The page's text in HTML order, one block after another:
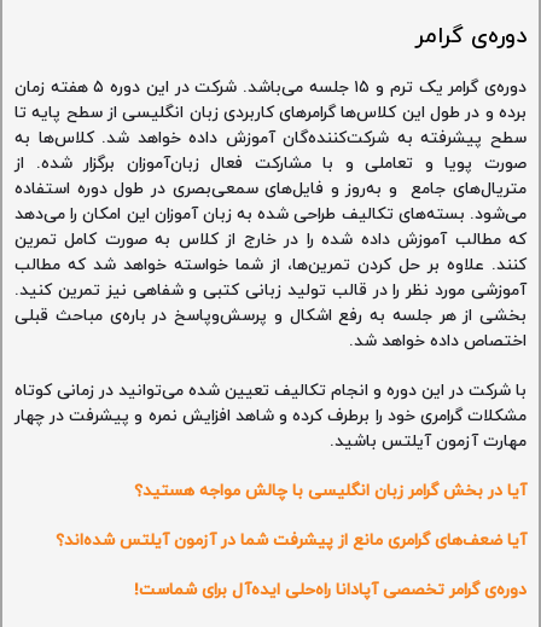
دوره‌ی گرامر
دوره‌ی گرامر یک ترم و ۱۵ جلسه می‌باشد. شرکت در این دوره ۵ هفته زمان
برده و در طول این کلاس‌ها گرامر‌های کاربردی زبان انگلیسی از سطح پایه تا
سطح پیشرفته به شرکت‌کننده‌گان آموزش داده خواهد شد. کلاس‌ها به
صورت پویا و تعاملی و با مشارکت فعال زبان‌آموزان برگزار شده. از
متریال‌های جامع و به‌روز و فایل‌های سمعی‌بصری در طول دوره استفاده
می‌شود. بسته‌های تکالیف طراحی شده به زبان آموزان این امکان را می‌دهد
که مطالب آموزش داده شده را در خارج از کلاس به صورت کامل تمرین
کنند. علاوه بر حل کردن تمرین‌ها، از شما خواسته خواهد شد که مطالب
آموزشی مورد نظر را در قالب تولید زبانی کتبی و شفاهی نیز تمرین کنید.
بخشی از هر جلسه به رفع اشکال و پرسش‌وپاسخ در باره‌ی مباحث قبلی
اختصاص داده خواهد شد.
با شرکت در این دوره و انجام تکالیف تعیین شده می‌توانید در زمانی کوتاه
مشکلات گرامری خود را برطرف کرده و شاهد افزایش نمره و پیشرفت در چهار
مهارت آزمون آیلتس باشید.
آیا در بخش گرامر زبان انگلیسی با چالش مواجه هستید؟
آیا ضعف‌های گرامری مانع از پیشرفت شما در آزمون آیلتس شده‌اند؟
دوره‌ی گرامر تخصصی آپادانا راه‌حلی ایده‌آل برای شماست!